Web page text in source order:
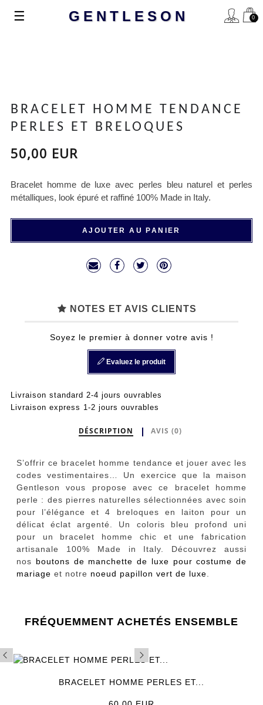
Basculer
☰ GENTLESON 0
BRACELET HOMME TENDANCE
PERLES ET BRELOQUES
50,00 EUR
Bracelet homme de luxe avec perles bleu naturel et perles
métalliques, look épuré et raffiné 100% Made in Italy.
AJOUTER AU PANIER
NOTES ET AVIS CLIENTS
Soyez le premier à donner votre avis !
Evaluez le produit
Livraison standard 2-4 jours ouvrables
Livraison express 1-2 jours ouvrables
DÉSCRIPTION AVIS (0)
S’offrir ce bracelet homme tendance et jouer avec les
codes vestimentaires… Un exercice que la maison
Gentleson vous propose avec ce bracelet homme
perle : des pierres naturelles sélectionnées avec soin
pour l’élégance et 4 breloques en laiton pour un
délicat éclat argenté. Un coloris bleu profond uni
pour un bracelet homme chic et une fabrication
artisanale 100% Made in Italy. Découvrez aussi
nos boutons de manchette de luxe pour costume de
mariage et notre noeud papillon vert de luxe
FRÉQUEMMENT ACHETÉS ENSEMBLE
BRACELET HOMME PERLES ET...